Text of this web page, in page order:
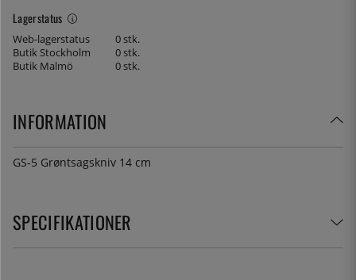
Lagerstatus
Web-lagerstatus
0 stk.
Butik Stockholm
0 stk.
Butik Malmö
0 stk.
INFORMATION
GS-5 Grøntsagskniv 14 cm
SPECIFIKATIONER